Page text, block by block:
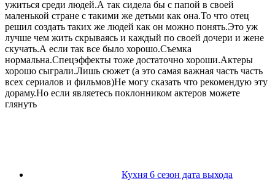
ужиться среди людей.А так сидела бы с папой в своей
маленькой стране с такими же детьми как она.То что отец
решил создать таких же людей как он можно понять.Это уж
лучше чем жить скрываясь и каждый по своей дочери и жене
скучать.А если так все было хорошо.Съемка
нормальна.Спецэффекты тоже достаточно хороши.Актеры
хорошо сыграли.Лишь сюжет (а это самая важная часть часть
всех сериалов и фильмов)Не могу сказать что рекомендую эту
дораму.Но если являетесь поклонником актеров можете
глянуть
Кухня 6 сезон дата выхода